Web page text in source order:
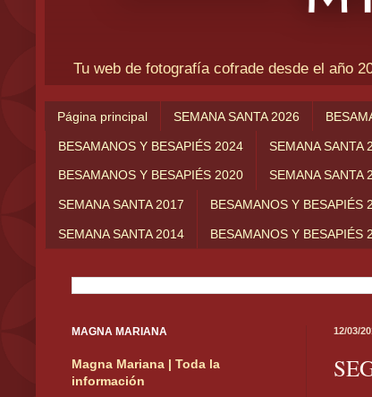
Tu web de fotografía cofrade desde el año
Página principal SEMANA SANTA 2026
BESAMANOS Y BESAPIÉS 2024 SEMANA SANTA
BESAMANOS Y BESAPIÉS 2020 SEMANA SANTA
SEMANA SANTA 2017 BESAMANOS Y BESAPIÉS
SEMANA SANTA 2014 BESAMANOS Y BESAPIÉS
12/03/
MAGNA MARIANA
Magna Mariana | Toda la
información